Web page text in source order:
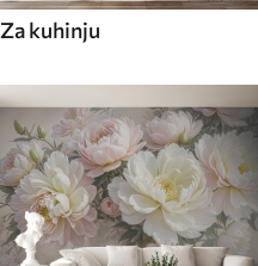
Za kuhinju